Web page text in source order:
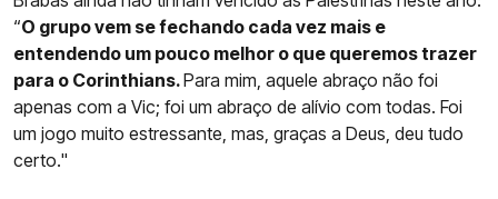
“O grupo vem se fechando cada vez mais e
entendendo um pouco melhor o que queremos trazer
para o Corinthians.Para mim, aquele abraço não foi
apenas com a Vic; foi um abraço de alívio com todas. Foi
um jogo muito estressante, mas, graças a Deus, deu tudo
certo."